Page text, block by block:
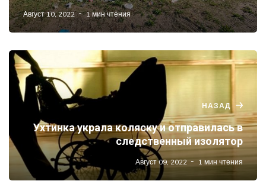
Август 10, 2022 1 мин чтения
НАЗАД
Ухтинка украла коляску и отправилась в
следственный изолятор
Август 09, 2022 1 мин чтения